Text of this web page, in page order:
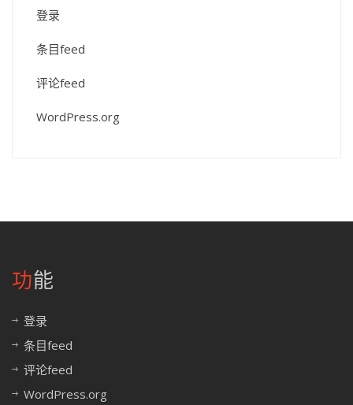
登录
条目feed
评论feed
WordPress.org
功能
登录
条目feed
评论feed
WordPress.org